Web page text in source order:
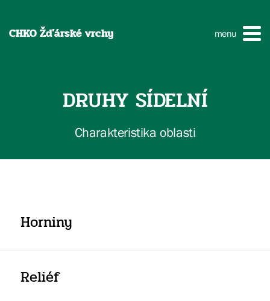
CHKO Žďárské vrchy menu
DRUHY SÍDELNÍ
Charakteristika oblasti
Horniny
Reliéf